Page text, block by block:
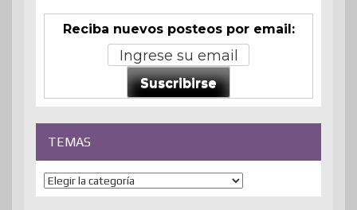
Reciba nuevos posteos por email:
Suscribirse
TEMAS
Temas